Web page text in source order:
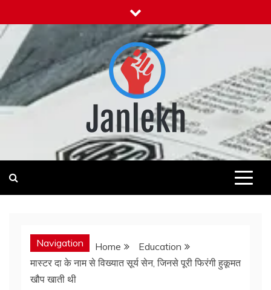
to
content
News for Public
Navigation Home
Education
मास्टर दा के नाम से विख्यात सूर्य सेन, जिनसे पूरी फिरंगी हुकूमत
खौप खाती थी